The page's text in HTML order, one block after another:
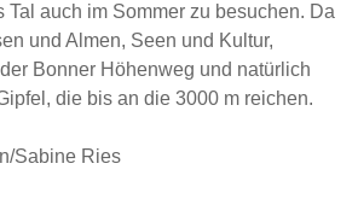
Tal auch im Sommer zu besuchen. Da
und Almen, Seen und Kultur,
Bonner Höhenweg und natürlich
die bis an die 3000 m reichen.
Sabine Ries